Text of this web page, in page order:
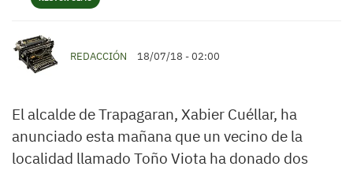
REDACCIÓN 18/07/18 - 02:00
El alcalde de Trapagaran, Xabier Cuéllar, ha
anunciado esta mañana que un vecino de la
localidad llamado Toño Viota ha donado dos